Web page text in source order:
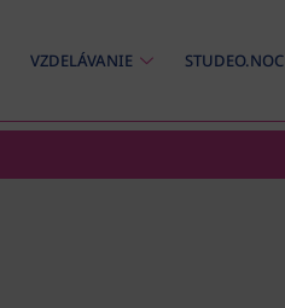
VZDELÁVANIE STUDEO.NOC